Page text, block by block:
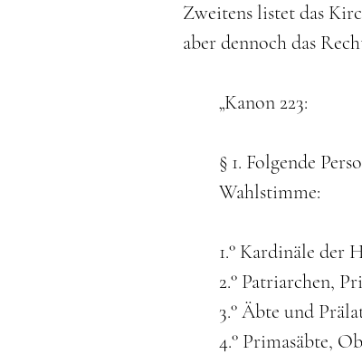
Zweitens listet das
aber dennoch das
„Kanon 223:
§ 1. Folgende
Wahlstimme:
1.° Kardinäle der
2.° Patriarchen,
3.° Äbte und
4.° Primasäbte,